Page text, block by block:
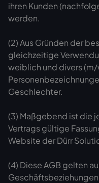
ihren Kunden
werden.
(2) Aus Gründen der
gleichzeitige
weiblich und divers
Geschlechter.
(3) Maßgebend ist die
Vertrags gültige
Website der Dürr
(4) Diese AGB gelten